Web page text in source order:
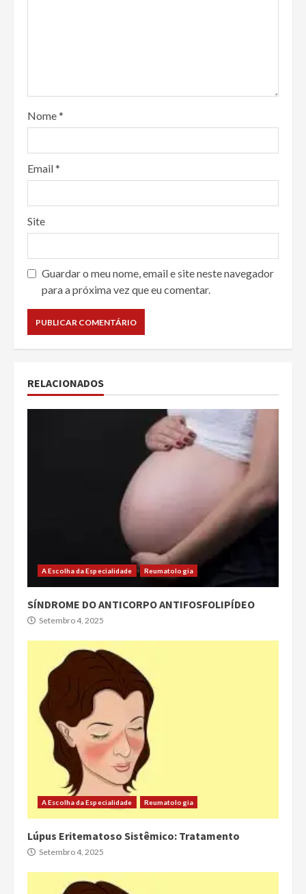
Nome*
Email*
Site
Guardar o meu nome, email e site neste navegador
para a próxima vez que eu comentar.
RELACIONADOS
A Escolha da Especialidade Reumatologia
SÍNDROME DO ANTICORPO ANTIFOSFOLIPÍDEO
Setembro 4, 2025
A Escolha da Especialidade Reumatologia
Lúpus Eritematoso Sistêmico: Tratamento
Setembro 4, 2025